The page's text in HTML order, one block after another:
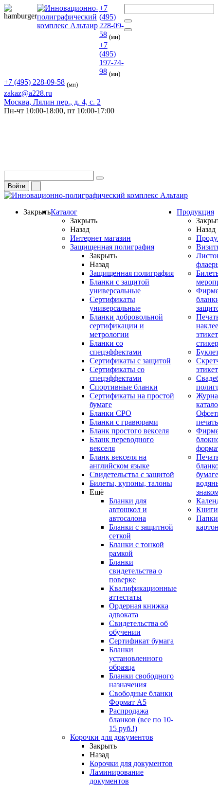
+7
(495)
228-09-
58 (мн)
+7
(495)
197-74-
98 (мн)
+7 (495) 228-09-58 (мн)
zakaz@a228.ru
Москва, Лялин пер., д. 4, с. 2
Пн-чт 10:00-18:00, пт 10:00-17:00
Войти
ЗакрытьКаталог
Закрыть
Назад
Интернет магазин
Защищенная полиграфия
Закрыть
Назад
Защищенная полиграфия
Бланки с защитой
универсальные
Сертификаты
универсальные
Бланки добровольной
сертификации и
метрологии
Бланки со
спецэффектами
Сертификаты с защитой
Сертификаты со
спецэффектами
Спортивные бланки
Cертификаты на простой
бумаге
Бланки СРО
Бланки с гравюрами
Бланк простого векселя
Бланк переводного
векселя
Бланк векселя на
английском языке
Свидетельства с защитой
Билеты, купоны, талоны
Ещё
Бланки для
автошкол и
автосалона
Бланки с защитной
сеткой
Бланки с тонкой
рамкой
Бланки
свидетельства о
поверке
Квалификационные
аттестаты
Ордерная книжка
адвоката
Свидетельства об
обучении
Сертификат бумага
Бланки
установленного
образца
Бланки свободного
назначения
Свободные бланки
Формат А5
Распродажа
бланков (все по 10-
15 руб.!)
Корочки для документов
Закрыть
Назад
Корочки для документов
Ламинирование
документов
Продукция
Назад
печать
Книги
Папки